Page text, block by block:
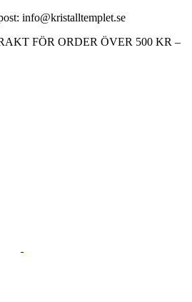
info@kristalltemplet.se
FÖR ORDER ÖVER 500 KR –